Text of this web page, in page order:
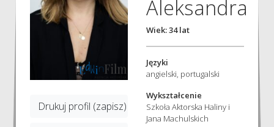
Drukuj profil (zapisz)
Aleksandra
Wiek: 34 lat
Języki
angielski, portugalski
Wykształcenie
Szkoła Aktorska Haliny i
Jana Machulskich